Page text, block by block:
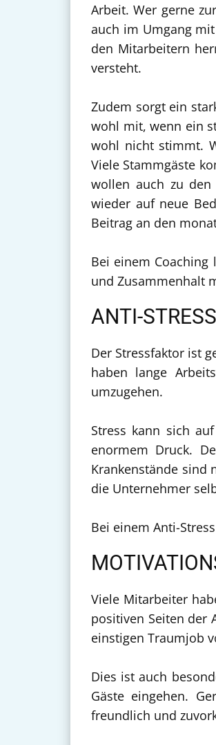
Arbeit. Wer gerne
auch im Umgang
den Mitarbeitern
versteht.
Zudem sorgt ein
wohl mit, wenn ein
wohl nicht stimmt.
Viele Stammgäste
wollen auch zu den
wieder auf neue
Beitrag an den
Bei einem
und Zusammenhalt
ANTI-
Der Stressfaktor ist
haben lange
umzugehen.
Stress kann sich
enormem Druck.
Krankenstände sind
die Unternehmer
Bei einem Anti-
Viele Mitarbeiter
positiven Seiten der
einstigen Traumjob
Dies ist auch
Gäste eingehen.
freundlich und